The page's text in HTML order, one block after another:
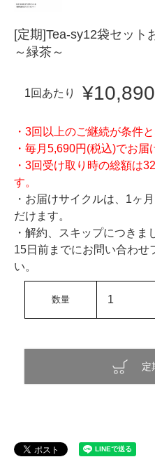
[定期]Tea-sy12袋セット
～緑茶～
1回あたり ¥10,890
・3回以上のご継続が条件と
・毎月5,690円(税込)でお届
・3回受け取り時の総額は
す。
・お届けサイクルは、1ヶ
だけます。
・解約、スキップにつき
15日前までにお問い合わせ
い。
定